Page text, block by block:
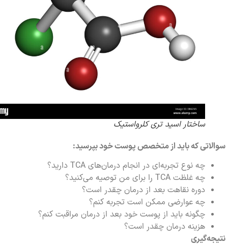
ساختار اسید تری‌ کلرواستیک
که باید از متخصص پوست خود بپرسید:
چه نوع تجربه‌ای در انجام درمان‌های TCA دارید؟
چه غلظت TCA را برای من توصیه می‌کنید؟
دوره نقاهت بعد از درمان چقدر است؟
چه عوارضی ممکن است تجربه کنم؟
چگونه باید از پوست خود بعد از درمان مراقبت کنم؟
هزینه درمان چقدر است؟